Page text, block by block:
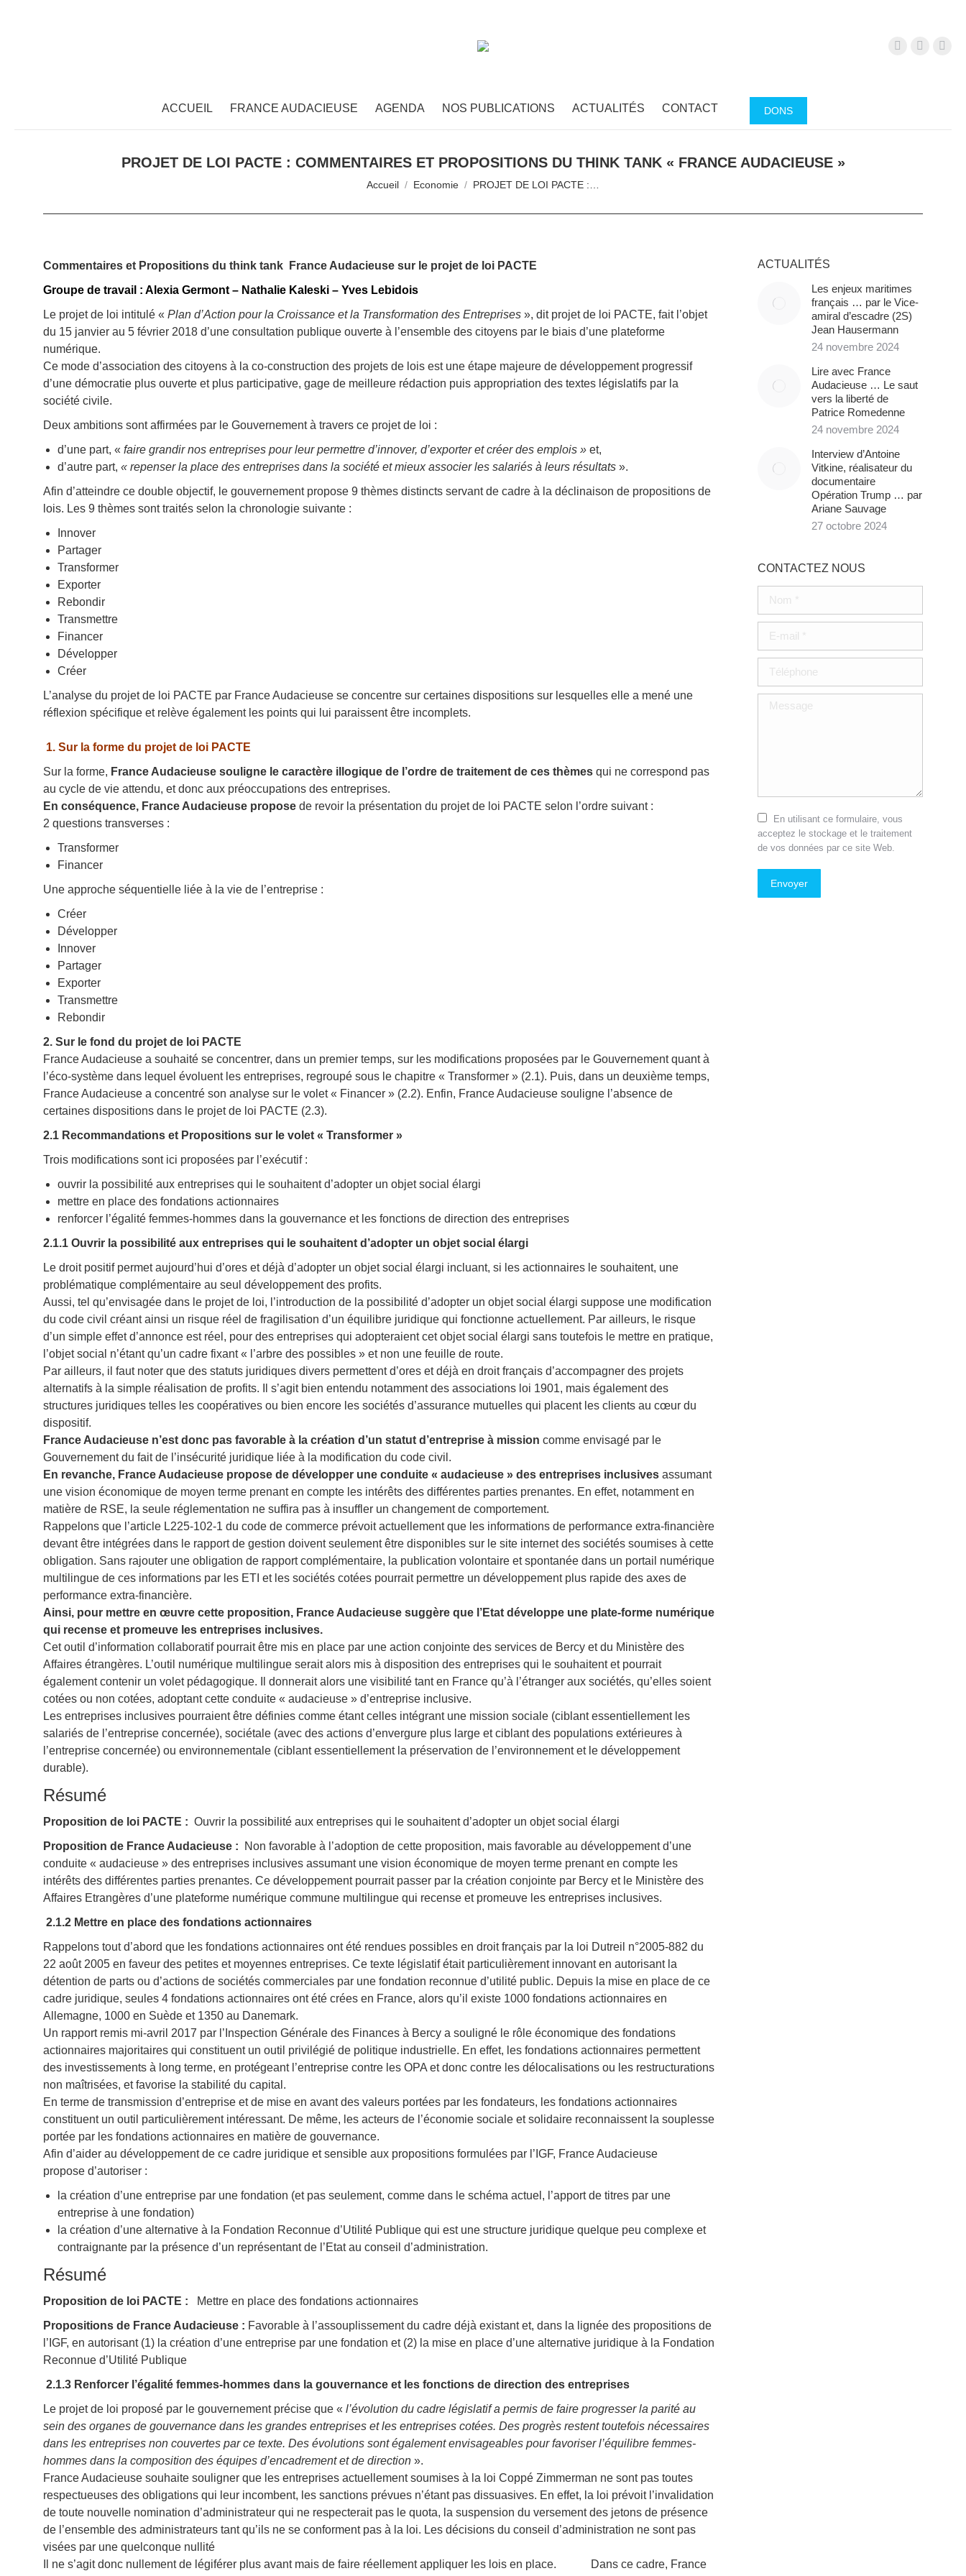
ACCUEIL FRANCE AUDACIEUSE AGENDA NOS PUBLICATIONS ACTUALITÉS CONTACT DONS
PROJET DE LOI PACTE : COMMENTAIRES ET PROPOSITIONS DU THINK TANK « FRANCE AUDACIEUSE »
Vous êtes ici :
Accueil Economie PROJET DE LOI PACTE :…
Commentaires et Propositions du think tank France Audacieuse sur le projet de loi PACTE
Groupe de travail : Alexia Germont – Nathalie Kaleski – Yves Lebidois
Le projet de loi intitulé « Plan d’Action pour la Croissance et la Transformation des Entreprises », dit projet de loi PACTE, fait l’objet
du 15 janvier au 5 février 2018 d’une consultation publique ouverte à l’ensemble des citoyens par le biais d’une plateforme
numérique.
Ce mode d’association des citoyens à la co-construction des projets de lois est une étape majeure de développement progressif
d’une démocratie plus ouverte et plus participative, gage de meilleure rédaction puis appropriation des textes législatifs par la
société civile.
Deux ambitions sont affirmées par le Gouvernement à travers ce projet de loi :
d’une part, « faire grandir nos entreprises pour leur permettre d’innover, d’exporter et créer des emplois » et,
d’autre part, « repenser la place des entreprises dans la société et mieux associer les salariés à leurs résultats ».
Afin d’atteindre ce double objectif, le gouvernement propose 9 thèmes distincts servant de cadre à la déclinaison de propositions de
lois. Les 9 thèmes sont traités selon la chronologie suivante :
Innover
Partager
Transformer
Exporter
Rebondir
Transmettre
Financer
Développer
Créer
L’analyse du projet de loi PACTE par France Audacieuse se concentre sur certaines dispositions sur lesquelles elle a mené une
réflexion spécifique et relève également les points qui lui paraissent être incomplets.
1. Sur la forme du projet de loi PACTE
Sur la forme, France Audacieuse souligne le caractère illogique de l’ordre de traitement de ces thèmes qui ne correspond pas
au cycle de vie attendu, et donc aux préoccupations des entreprises.
En conséquence, France Audacieuse propose de revoir la présentation du projet de loi PACTE selon l’ordre suivant :
2 questions transverses :
Transformer
Financer
Une approche séquentielle liée à la vie de l’entreprise :
Créer
Développer
Innover
Partager
Exporter
Transmettre
Rebondir
2. Sur le fond du projet de loi PACTE
France Audacieuse a souhaité se concentrer, dans un premier temps, sur les modifications proposées par le Gouvernement quant à
l’éco-système dans lequel évoluent les entreprises, regroupé sous le chapitre « Transformer » (2.1). Puis, dans un deuxième temps,
France Audacieuse a concentré son analyse sur le volet « Financer » (2.2). Enfin, France Audacieuse souligne l’absence de
certaines dispositions dans le projet de loi PACTE (2.3).
2.1 Recommandations et Propositions sur le volet « Transformer »
Trois modifications sont ici proposées par l’exécutif :
ouvrir la possibilité aux entreprises qui le souhaitent d’adopter un objet social élargi
mettre en place des fondations actionnaires
renforcer l’égalité femmes-hommes dans la gouvernance et les fonctions de direction des entreprises
2.1.1 Ouvrir la possibilité aux entreprises qui le souhaitent d’adopter un objet social élargi
Le droit positif permet aujourd’hui d’ores et déjà d’adopter un objet social élargi incluant, si les actionnaires le souhaitent, une
problématique complémentaire au seul développement des profits.
Aussi, tel qu’envisagée dans le projet de loi, l’introduction de la possibilité d’adopter un objet social élargi suppose une modification
du code civil créant ainsi un risque réel de fragilisation d’un équilibre juridique qui fonctionne actuellement. Par ailleurs, le risque
d’un simple effet d’annonce est réel, pour des entreprises qui adopteraient cet objet social élargi sans toutefois le mettre en pratique,
l’objet social n’étant qu’un cadre fixant « l’arbre des possibles » et non une feuille de route.
Par ailleurs, il faut noter que des statuts juridiques divers permettent d’ores et déjà en droit français d’accompagner des projets
alternatifs à la simple réalisation de profits. Il s’agit bien entendu notamment des associations loi 1901, mais également des
structures juridiques telles les coopératives ou bien encore les sociétés d’assurance mutuelles qui placent les clients au cœur du
dispositif.
France Audacieuse n’est donc pas favorable à la création d’un statut d’entreprise à mission comme envisagé par le
Gouvernement du fait de l’insécurité juridique liée à la modification du code civil.
En revanche, France Audacieuse propose de développer une conduite « audacieuse » des entreprises inclusives assumant
une vision économique de moyen terme prenant en compte les intérêts des différentes parties prenantes. En effet, notamment en
matière de RSE, la seule réglementation ne suffira pas à insuffler un changement de comportement.
Rappelons que l’article L225-102-1 du code de commerce prévoit actuellement que les informations de performance extra-financière
devant être intégrées dans le rapport de gestion doivent seulement être disponibles sur le site internet des sociétés soumises à cette
obligation. Sans rajouter une obligation de rapport complémentaire, la publication volontaire et spontanée dans un portail numérique
multilingue de ces informations par les ETI et les sociétés cotées pourrait permettre un développement plus rapide des axes de
performance extra-financière.
Ainsi, pour mettre en œuvre cette proposition, France Audacieuse suggère que l’Etat développe une plate-forme numérique
qui recense et promeuve les entreprises inclusives.
Cet outil d’information collaboratif pourrait être mis en place par une action conjointe des services de Bercy et du Ministère des
Affaires étrangères. L’outil numérique multilingue serait alors mis à disposition des entreprises qui le souhaitent et pourrait
également contenir un volet pédagogique. Il donnerait alors une visibilité tant en France qu’à l’étranger aux sociétés, qu’elles soient
cotées ou non cotées, adoptant cette conduite « audacieuse » d’entreprise inclusive.
Les entreprises inclusives pourraient être définies comme étant celles intégrant une mission sociale (ciblant essentiellement les
salariés de l’entreprise concernée), sociétale (avec des actions d’envergure plus large et ciblant des populations extérieures à
l’entreprise concernée) ou environnementale (ciblant essentiellement la préservation de l’environnement et le développement
durable).
Résumé
Proposition de loi PACTE : Ouvrir la possibilité aux entreprises qui le souhaitent d’adopter un objet social élargi
Proposition de France Audacieuse :
Non favorable à l’adoption de cette proposition, mais favorable au développement d’une
conduite « audacieuse » des entreprises inclusives assumant une vision économique de moyen terme prenant en compte les
intérêts des différentes parties prenantes. Ce développement pourrait passer par la création conjointe par Bercy et le Ministère des
Affaires Etrangères d’une plateforme numérique commune multilingue qui recense et promeuve les entreprises inclusives.
2.1.2 Mettre en place des fondations actionnaires
Rappelons tout d’abord que les fondations actionnaires ont été rendues possibles en droit français par la loi Dutreil n°2005-882 du
22 août 2005 en faveur des petites et moyennes entreprises. Ce texte législatif était particulièrement innovant en autorisant la
détention de parts ou d’actions de sociétés commerciales par une fondation reconnue d’utilité public. Depuis la mise en place de ce
cadre juridique, seules 4 fondations actionnaires ont été crées en France, alors qu’il existe 1000 fondations actionnaires en
Allemagne, 1000 en Suède et 1350 au Danemark.
Un rapport remis mi-avril 2017 par l’Inspection Générale des Finances à Bercy a souligné le rôle économique des fondations
actionnaires majoritaires qui constituent un outil privilégié de politique industrielle. En effet, les fondations actionnaires permettent
des investissements à long terme, en protégeant l’entreprise contre les OPA et donc contre les délocalisations ou les restructurations
non maîtrisées, et favorise la stabilité du capital.
En terme de transmission d’entreprise et de mise en avant des valeurs portées par les fondateurs, les fondations actionnaires
constituent un outil particulièrement intéressant. De même, les acteurs de l’économie sociale et solidaire reconnaissent la souplesse
portée par les fondations actionnaires en matière de gouvernance.
Afin d’aider au développement de ce cadre juridique et sensible aux propositions formulées par l’IGF, France Audacieuse
propose d’autoriser :
la création d’une entreprise par une fondation (et pas seulement, comme dans le schéma actuel, l’apport de titres par une
entreprise à une fondation)
la création d’une alternative à la Fondation Reconnue d’Utilité Publique qui est une structure juridique quelque peu complexe et
contraignante par la présence d’un représentant de l’Etat au conseil d’administration.
Résumé
Proposition de loi PACTE :
Mettre en place des fondations actionnaires
Propositions de France Audacieuse : Favorable à l’assouplissement du cadre déjà existant et, dans la lignée des propositions de
l’IGF, en autorisant (1) la création d’une entreprise par une fondation et (2) la mise en place d’une alternative juridique à la Fondation
Reconnue d’Utilité Publique
2.1.3 Renforcer l’égalité femmes-hommes dans la gouvernance et les fonctions de direction des entreprises
Le projet de loi proposé par le gouvernement précise que « l’évolution du cadre législatif a permis de faire progresser la parité au
sein des organes de gouvernance dans les grandes entreprises et les entreprises cotées. Des progrès restent toutefois nécessaires
dans les entreprises non couvertes par ce texte. Des évolutions sont également envisageables pour favoriser l’équilibre femmes-
hommes dans la composition des équipes d’encadrement et de direction ».
France Audacieuse souhaite souligner que les entreprises actuellement soumises à la loi Coppé Zimmerman ne sont pas toutes
respectueuses des obligations qui leur incombent, les sanctions prévues n’étant pas dissuasives. En effet, la loi prévoit l’invalidation
de toute nouvelle nomination d’administrateur qui ne respecterait pas le quota, la suspension du versement des jetons de présence
de l’ensemble des administrateurs tant qu’ils ne se conforment pas à la loi. Les décisions du conseil d’administration ne sont pas
visées par une quelconque nullité
Il ne s’agit donc nullement de légiférer plus avant mais de faire réellement appliquer les lois en place.
Dans ce cadre, France
ACTUALITÉS
Les enjeux maritimes
français … par le Vice-
amiral d’escadre (2S)
Jean Hausermann
24 novembre 2024
Lire avec France
Audacieuse … Le saut
vers la liberté de
Patrice Romedenne
24 novembre 2024
Interview d’Antoine
Vitkine, réalisateur du
documentaire
Opération Trump … par
Ariane Sauvage
27 octobre 2024
CONTACTEZ NOUS
Message
En utilisant ce formulaire, vous
acceptez le stockage et le traitement
de vos données par ce site Web.
Envoyer